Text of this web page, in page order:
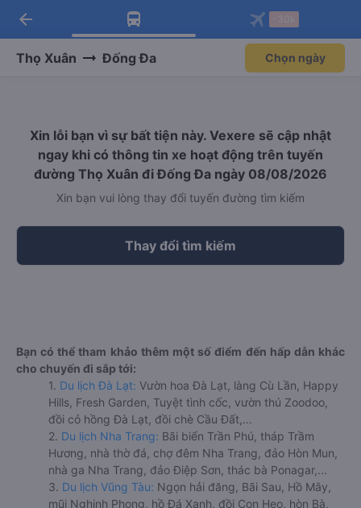
Tải app Vexere ngay!
Nhận ưu đãi thành viên độc
Mở app
Tải app Vexere
-30k/ghế khi đặt vé máy bay qua
Mở app
arrow_back
Thọ Xuân Đống Đa Chọn ngày
Xin lỗi bạn vì sự bất tiện này. Vexere sẽ cập nhật
ngay khi có thông tin xe hoạt động trên tuyến
đường Thọ Xuân đi Đống Đa ngày 08/08/2026
Xin bạn vui lòng thay đổi tuyến đường tìm kiếm
Thay đổi tìm kiếm
Bạn có thể tham khảo thêm một số điểm đến hấp dẫn khác
cho chuyến đi sắp tới:
1. Du lịch Đà Lạt: Vườn hoa Đà Lạt, làng Cù Lần, Happy
Hills, Fresh Garden, Tuyệt tình cốc, vườn thú Zoodoo,
đồi cỏ hồng Đà Lạt, đồi chè Cầu Đất,...
2. Du lịch Nha Trang: Bãi biển Trần Phú, tháp Trầm
Hương, nhà thờ đá, chợ đêm Nha Trang, đảo Hòn Mun,
nhà ga Nha Trang, đảo Điệp Sơn, thác bà Ponagar,...
3. Du lịch Vũng Tàu: Ngọn hải đăng, Bãi Sau, Hồ Mây,
mũi Nghinh Phong, hồ Đá Xanh, đồi Con Heo, hòn Bà,